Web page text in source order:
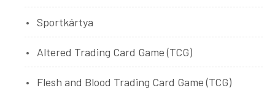
Sportkártya
Altered Trading Card Game (TCG)
Flesh and Blood Trading Card Game (TCG)